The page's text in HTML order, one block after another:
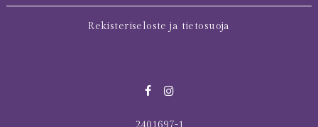
Rekisteriseloste ja tietosuoja